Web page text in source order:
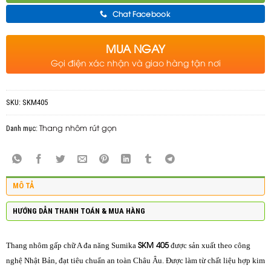
Chat Facebook
MUA NGAY
Gọi điện xác nhận và giao hàng tận nơi
SKU: SKM405
Danh mục: Thang nhôm rút gọn
MÔ TẢ
HƯỚNG DẪN THANH TOÁN & MUA HÀNG
Thang nhôm gấp chữ A đa năng Sumika SKM 405được sản xuất theo công
nghệ Nhật Bản, đạt tiêu chuẩn an toàn Châu Âu. Được làm từ chất liệu hợp kim